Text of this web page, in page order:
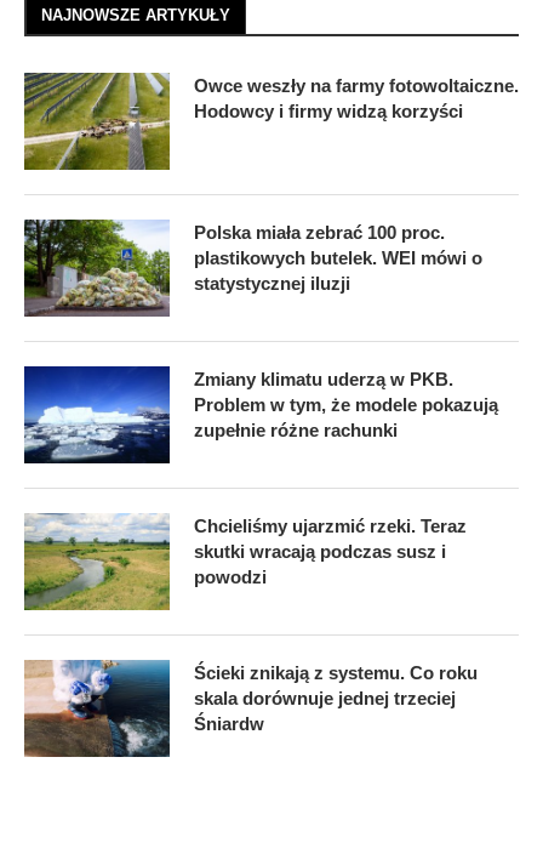
NAJNOWSZE ARTYKUŁY
Owce weszły na farmy fotowoltaiczne.
Hodowcy i firmy widzą korzyści
Polska miała zebrać 100 proc.
plastikowych butelek. WEI mówi o
statystycznej iluzji
Zmiany klimatu uderzą w PKB.
Problem w tym, że modele pokazują
zupełnie różne rachunki
Chcieliśmy ujarzmić rzeki. Teraz
skutki wracają podczas susz i
powodzi
Ścieki znikają z systemu. Co roku
skala dorównuje jednej trzeciej
Śniardw